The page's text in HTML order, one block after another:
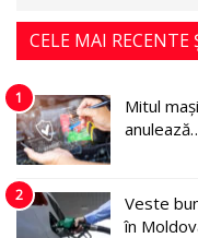
CELE MAI RECENTE
1
Mitul
2
Veste
în